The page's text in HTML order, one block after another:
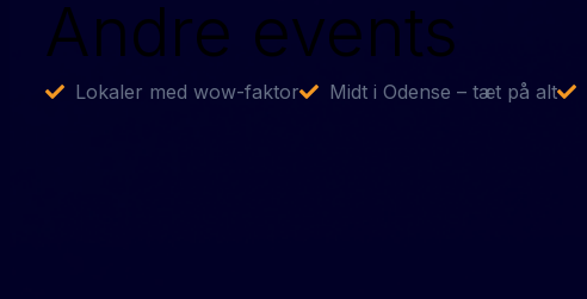
Andre events
Lokaler med wow-faktor Midt i Odense – tæt på alt